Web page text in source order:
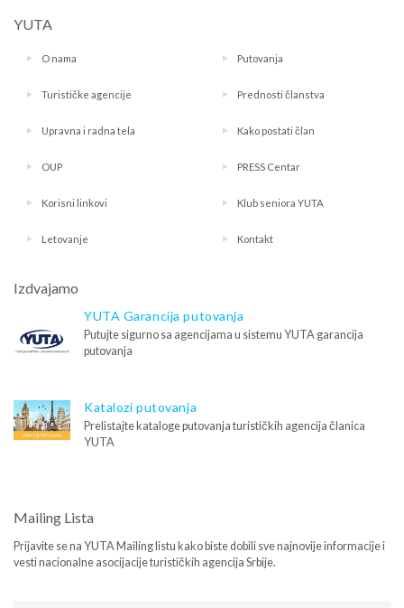
YUTA
O nama Putovanja
Turističke agencije Prednosti članstva
Upravna i radna tela Kako postati član
OUP PRESS Centar
Korisni linkovi Klub seniora YUTA
Letovanje Kontakt
Izdvajamo
YUTA Garancija putovanja
Putujte sigurno sa agencijama u sistemu YUTA garancija
putovanja
Katalozi putovanja
Prelistajte kataloge putovanja turističkih agencija članica
YUTA
Mailing Lista
Prijavite se na YUTA Mailing listu kako biste dobili sve najnovije informacije i
vesti nacionalne asocijacije turističkih agencija Srbije.